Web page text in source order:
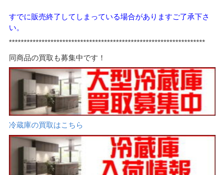
すでに販売終了してしまっている場合がありますご了承下さ
い。
******************************************************************
同商品の買取も募集中です！
冷蔵庫の買取はこちら